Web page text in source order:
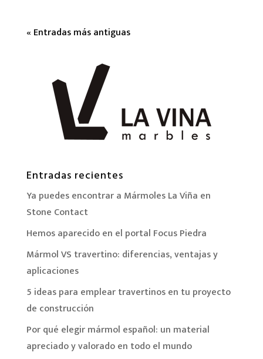
« Entradas más antiguas
Entradas recientes
Ya puedes encontrar a Mármoles La Viña en
Stone Contact
Hemos aparecido en el portal Focus Piedra
Mármol VS travertino: diferencias, ventajas y
aplicaciones
5 ideas para emplear travertinos en tu proyecto
de construcción
Por qué elegir mármol español: un material
apreciado y valorado en todo el mundo